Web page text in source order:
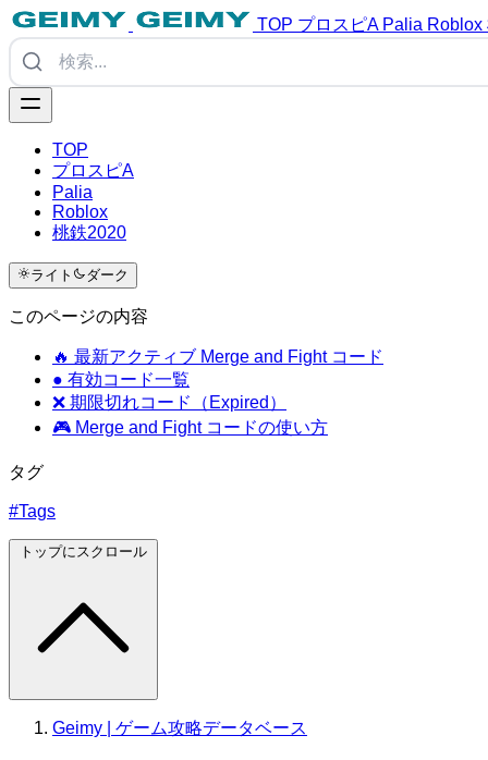
TOP プロスピA Palia Roblox
TOP
プロスピA
Palia
Roblox
桃鉄2020
ライト ダーク
このページの内容
🔥 最新アクティブ Merge and Fight コード
● 有効コード一覧
❌ 期限切れコード（Expired）
🎮 Merge and Fight コードの使い方
タグ
#Tags
トップにスクロール
Geimy | ゲーム攻略データベース